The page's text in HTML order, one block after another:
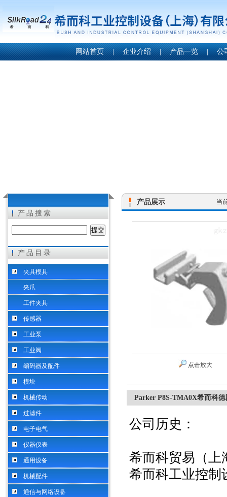
希而科工业控制设备（上海）有限公司
网站首页 | 企业介绍 | 产品一览 | 公
产品搜索
产品目录
夹具模具
夹爪
工件夹具
传感器
工业泵
工业阀
编码器及配件
模块
机械传动
过滤件
电子电气
仪器仪表
通用设备
机械配件
通信与网络设备
产品展示 当
点击放大
Parker P8S-TMA0X希而科
公司历史：
希而科贸易（上
希而科工业控制